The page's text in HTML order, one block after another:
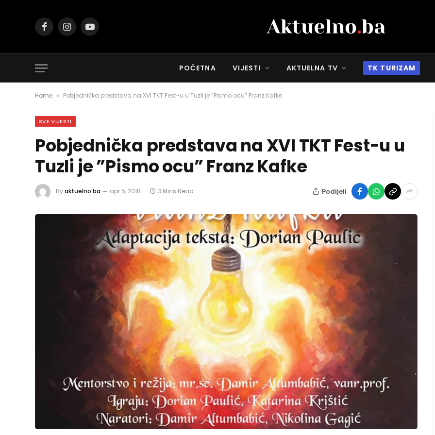
FacebookInstagramYouTube
POČETNA VIJESTI AKTUELNA TV TK TURIZAM
Home » Pobjednička predstava na XVI TKT Fest-u u Tuzli je ”Pismo ocu” Franz Kafke
SVE VIJESTI
Pobjednička predstava na XVI TKT Fest-u u
Tuzli je ”Pismo ocu” Franz Kafke
Byaktuelno.ba apr 5, 2018 3 Mins Read Podijeli